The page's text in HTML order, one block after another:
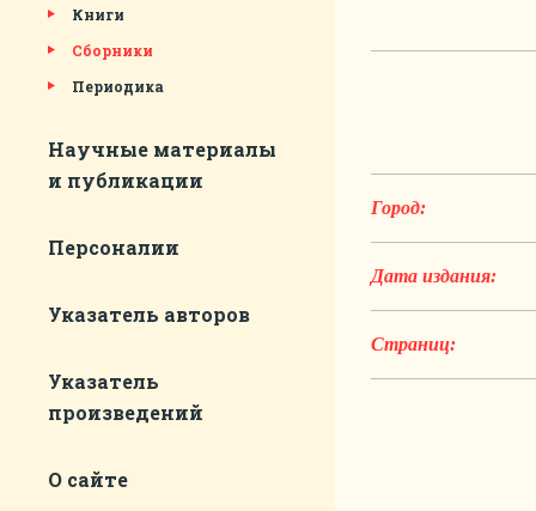
Книги
Сборники
Периодика
Научные материалы
и публикации
Персоналии
Указатель авторов
Указатель
произведений
О сайте
Город:
Дата издания:
Страниц: